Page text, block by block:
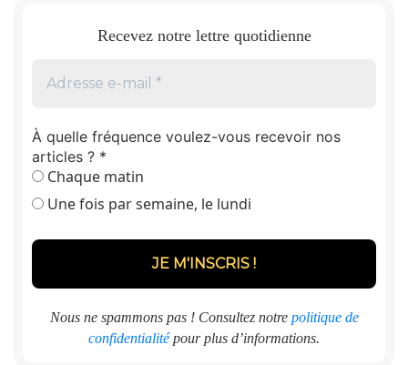
Recevez notre lettre quotidienne
À quelle fréquence voulez-vous recevoir nos
articles ? *
Chaque matin
Une fois par semaine, le lundi
Nous ne spammons pas ! Consultez notre politique de
confidentialitépour plus d’informations.